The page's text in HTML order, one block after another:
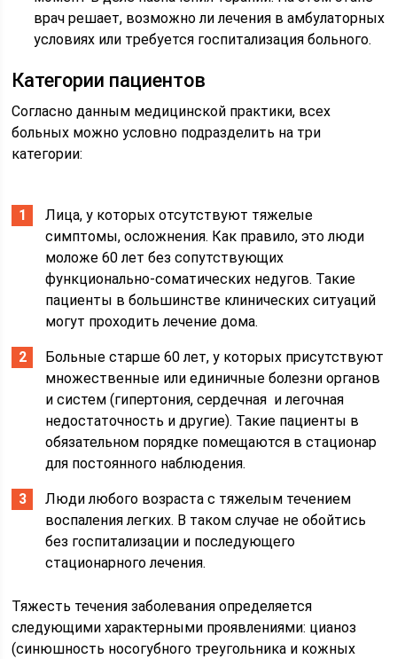
врач решает, возможно ли лечения в амбулаторных
условиях или требуется госпитализация больного.
Категории пациентов
Согласно данным медицинской практики, всех
больных можно условно подразделить на три
категории:
Лица, у которых отсутствуют тяжелые
симптомы, осложнения. Как правило, это люди
моложе 60 лет без сопутствующих
функционально-соматических недугов. Такие
пациенты в большинстве клинических ситуаций
могут проходить лечение дома.
Больные старше 60 лет, у которых присутствуют
множественные или единичные болезни органов
и систем (гипертония, сердечная и легочная
недостаточность и другие). Такие пациенты в
обязательном порядке помещаются в стационар
для постоянного наблюдения.
Люди любого возраста с тяжелым течением
воспаления легких. В таком случае не обойтись
без госпитализации и последующего
стационарного лечения.
Тяжесть течения заболевания определяется
следующими характерными проявлениями: цианоз
(синюшность носогубного треугольника и кожных